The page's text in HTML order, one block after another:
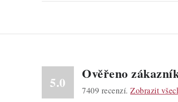
5.0
Ověřeno
7409 recenzí. Zobrazit